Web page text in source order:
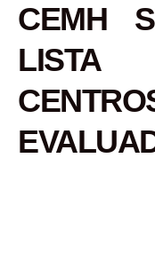
CEMH
LISTA